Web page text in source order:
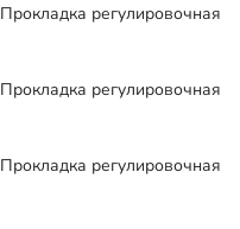
Прокладка регулировочная
Прокладка регулировочная
Прокладка регулировочная